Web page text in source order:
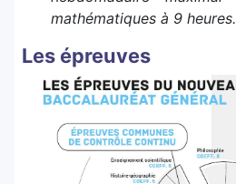
mathématiques à 9 heures.
Les épreuves